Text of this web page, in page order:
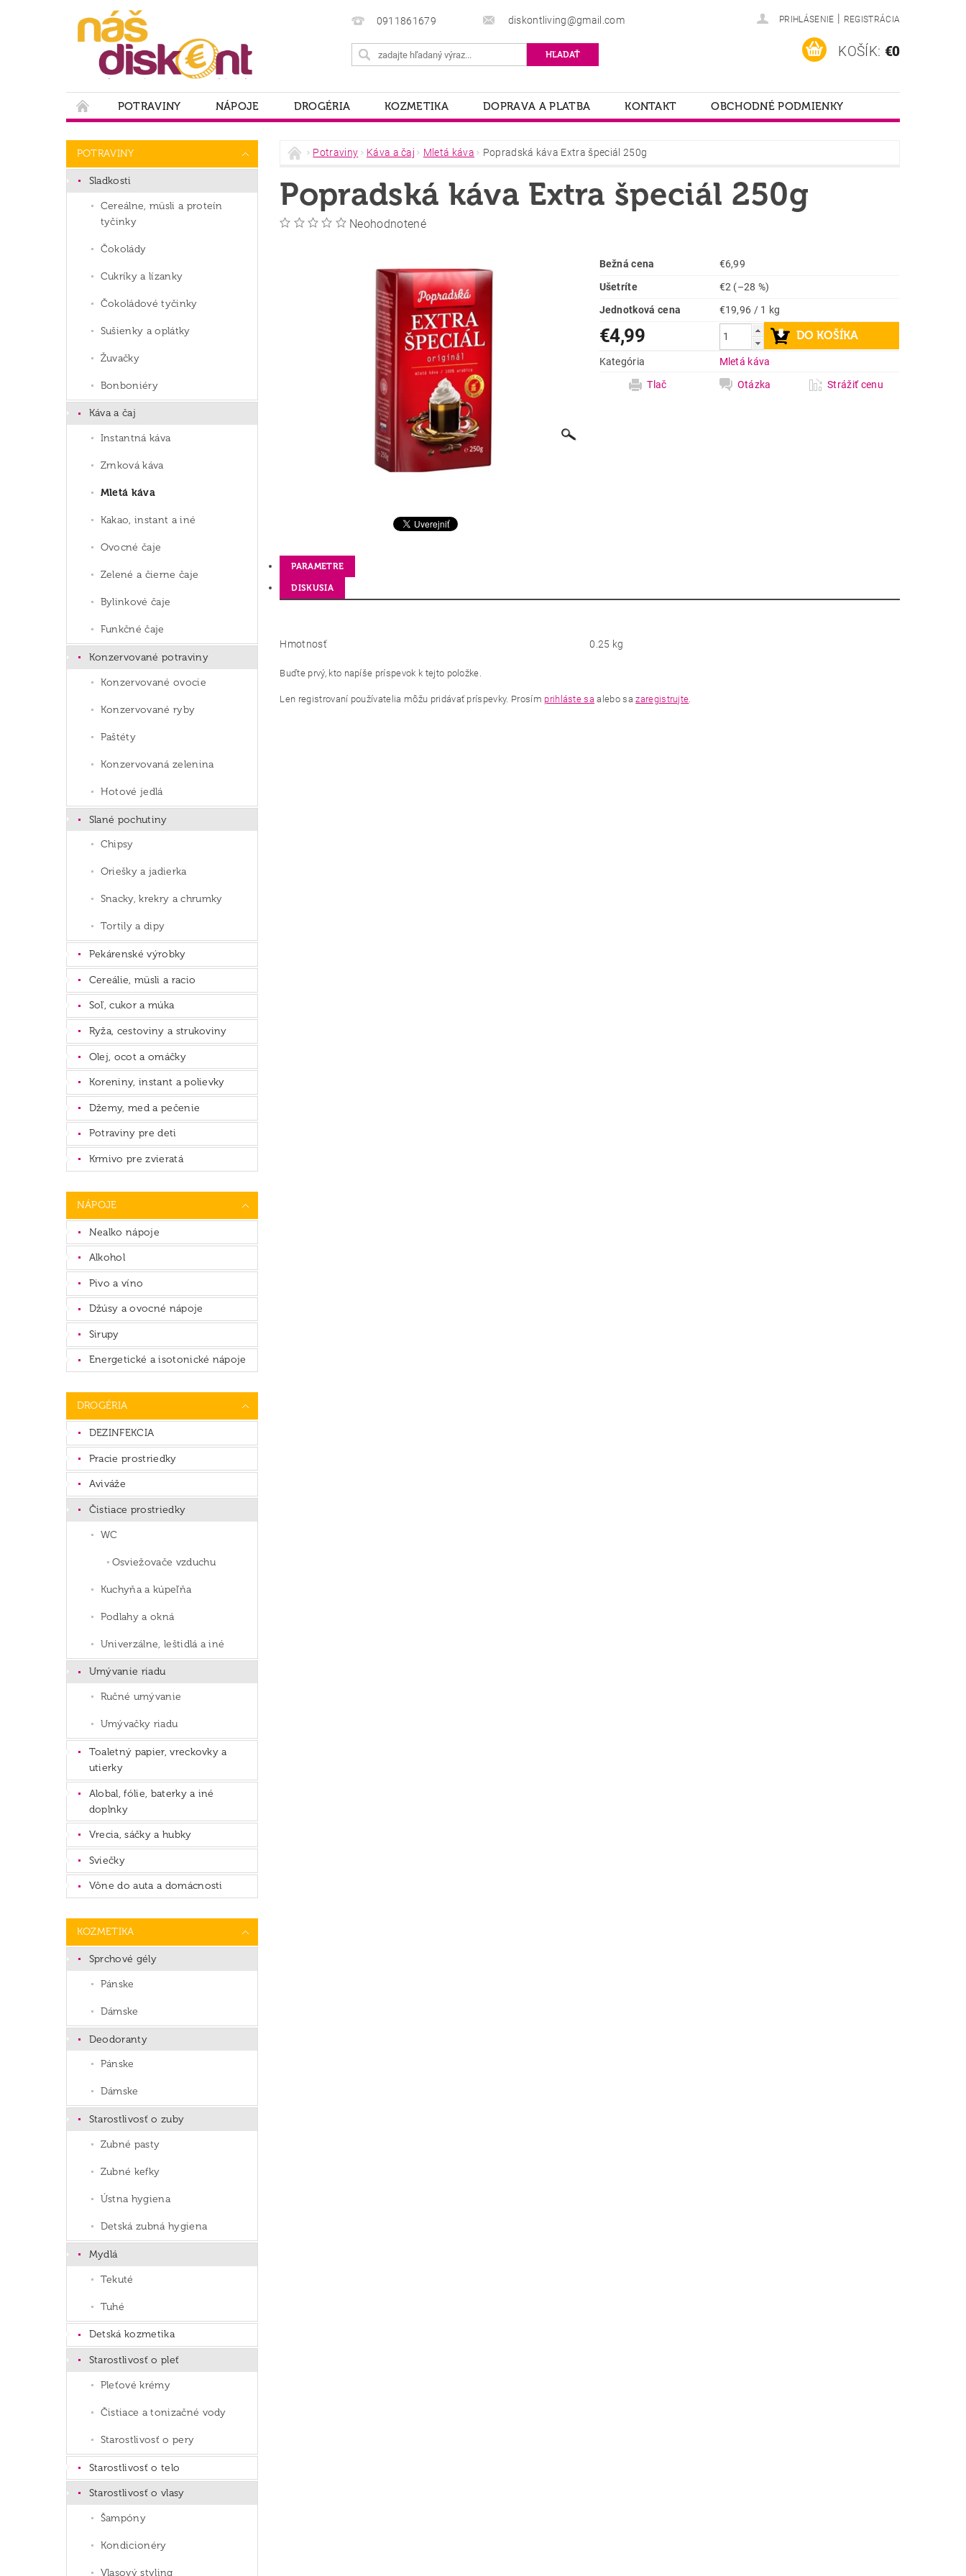
0911861679 diskontliving@gmail.com PRIHLÁSENIE | REGISTRÁCIA
KOŠÍK: €0
POTRAVINY NÁPOJE DROGÉRIA KOZMETIKA DOPRAVA A PLATBA KONTAKT
OBCHODNÉ PODMIENKY
POTRAVINY
Sladkosti
Cereálne, müsli a proteín
tyčinky
Čokolády
Cukríky a lízanky
Čokoládové tyčinky
Sušienky a oplátky
Žuvačky
Bonboniéry
Káva a čaj
Instantná káva
Zrnková káva
Mletá káva
Kakao, instant a iné
Ovocné čaje
Zelené a čierne čaje
Bylinkové čaje
Funkčné čaje
Konzervované potraviny
Konzervované ovocie
Konzervované ryby
Paštéty
Konzervovaná zelenina
Hotové jedlá
Slané pochutiny
Chipsy
Oriešky a jadierka
Snacky, krekry a chrumky
Tortily a dipy
Pekárenské výrobky
Cereálie, müsli a racio
Soľ, cukor a múka
Ryža, cestoviny a strukoviny
Olej, ocot a omáčky
Koreniny, instant a polievky
Džemy, med a pečenie
Potraviny pre deti
Krmivo pre zvieratá
NÁPOJE
Nealko nápoje
Alkohol
Pivo a víno
Džúsy a ovocné nápoje
Sirupy
Energetické a isotonické nápoje
DROGÉRIA
DEZINFEKCIA
Pracie prostriedky
Aviváže
Čistiace prostriedky
WC
Osviežovače vzduchu
Kuchyňa a kúpeľňa
Podlahy a okná
Univerzálne, leštidlá a iné
Umývanie riadu
Ručné umývanie
Umývačky riadu
Toaletný papier, vreckovky a
utierky
Alobal, fólie, baterky a iné
doplnky
Vrecia, sáčky a hubky
Sviečky
Vône do auta a domácnosti
KOZMETIKA
Sprchové gély
Pánske
Dámske
Deodoranty
Pánske
Dámske
Starostlivosť o zuby
Zubné pasty
Zubné kefky
Ústna hygiena
Detská zubná hygiena
Mydlá
Tekuté
Tuhé
Detská kozmetika
Starostlivosť o pleť
Pleťové krémy
Čistiace a tonizačné vody
Starostlivosť o pery
Starostlivosť o telo
Starostlivosť o vlasy
Šampóny
Kondicionéry
Vlasový styling
Potraviny Káva a čaj Mletá káva Popradská káva Extra špeciál 250g
Popradská káva Extra špeciál 250g
Neohodnotené
Bežná cena
€6,99
Ušetríte
€2 (–28 %)
Jednotková cena
€19,96 / 1 kg
€4,99
Kategória
Mletá káva
Tlač
Otázka Strážiť cenu
PARAMETRE
DISKUSIA
Hmotnosť 0.25 kg
Buďte prvý, kto napíše príspevok k tejto položke.
Len registrovaní používatelia môžu pridávať príspevky. Prosím prihláste sa alebo sazaregistrujte.